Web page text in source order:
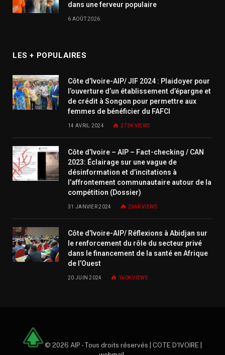
dans une ferveur populaire
6 AOÛT 2026
LES + POPULAIRES
Côte d’Ivoire-AIP/ JIF 2024 : Plaidoyer pour
l’ouverture d’un établissement d’épargne et
de crédit à Songon pour permettre aux
femmes de bénéficier du FAFCI
14 AVRIL 2024 273K VIEWS
Côte d’Ivoire – AIP – Fact-checking / CAN
2023: Éclairage sur une vague de
désinformation et d’incitations à
l’affrontement communautaire autour de la
compétition (Dossier)
31 JANVIER 2024 266KVIEWS
Côte d’Ivoire-AIP/ Réflexions à Abidjan sur
le renforcement du rôle du secteur privé
dans le financement de la santé en Afrique
de l’Ouest
20 JUIN 2024 160KVIEWS
© 2026 AIP - Tous droits réservés | COTE D'IVOIRE |